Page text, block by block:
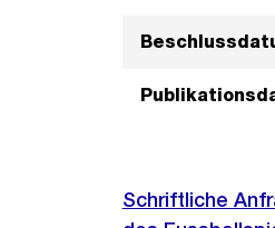
Schriftliche